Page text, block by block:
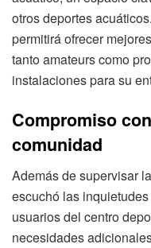
otros deportes
permitirá ofrecer
tanto amateurs como
instalaciones para su
Compromiso
comunidad
Además de supervisar
escuchó las
usuarios del centro
necesidades